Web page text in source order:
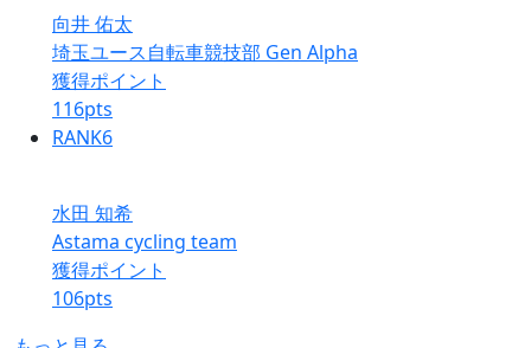
向井 佑太
埼玉ユース自転車競技部 Gen Alpha
獲得ポイント
116pts
RANK6
水田 知希
Astama cycling team
獲得ポイント
106pts